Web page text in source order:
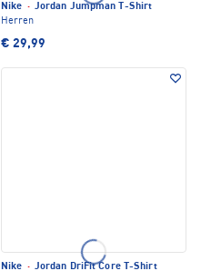
Nike · Jordan Jumpman T-Shirt
Herren
€ 29,99
Nike · Jordan DriFit Core T-Shirt